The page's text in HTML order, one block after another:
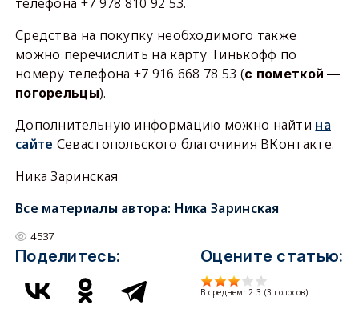
Средства на покупку необходимого также
можно перечислить на карту Тинькофф по
номеру телефона +7 916 668 78 53 (с пометкой —
погорельцы).
Дополнительную информацию можно найти на
сайте Севастопольского благочиния ВКонтакте.
Ника Заринская
Все материалы автора: Ника Заринская
4537
Поделитесь: Оцените статью:
В среднем: 2.3 (3 голосов)